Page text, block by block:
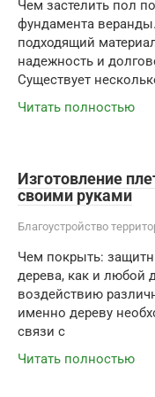
Чем застелить пол
фундамента
подходящий
надежность и
Существует
Читать полностью
Изготовление
своими руками
Благоустройство
Чем покрыть:
дерева, как и любой
воздействию
именно дереву
связи с
Читать полностью